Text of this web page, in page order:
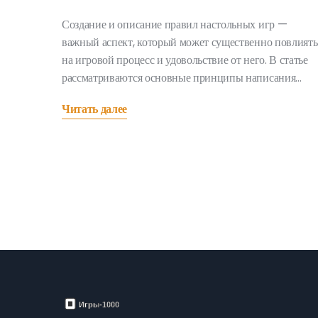
Создание и описание правил настольных игр —
важный аспект, который может существенно повлиять
на игровой процесс и удовольствие от него. В статье
рассматриваются основные принципы написания
улучшению игрового опыта. Узнайте, как сделать
Читать далее